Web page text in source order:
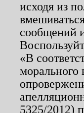
исходя из
сообщений
«В
морального
5325/2012)